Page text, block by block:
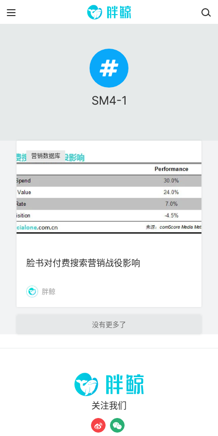
SM4-1
营销数据库
脸书对付费搜索营销战役影响
胖鲸
加载更多
关注我们